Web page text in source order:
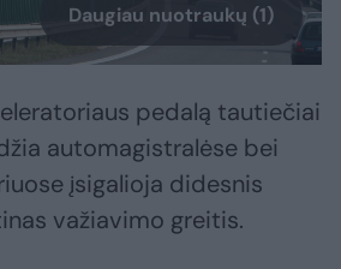
Daugiau nuotraukų (1)
pedalą tautiečiai
automagistralėse bei
įsigalioja didesnis
važiavimo greitis.